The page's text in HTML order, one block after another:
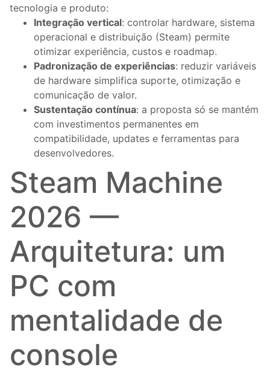
tecnologia e produto:
Integração vertical: controlar hardware, sistema
operacional e distribuição (Steam) permite
otimizar experiência, custos e roadmap.
Padronização de experiências: reduzir variáveis
de hardware simplifica suporte, otimização e
comunicação de valor.
Sustentação contínua: a proposta só se mantém
com investimentos permanentes em
compatibilidade, updates e ferramentas para
desenvolvedores.
Steam Machine
2026 —
Arquitetura: um
PC com
mentalidade de
console